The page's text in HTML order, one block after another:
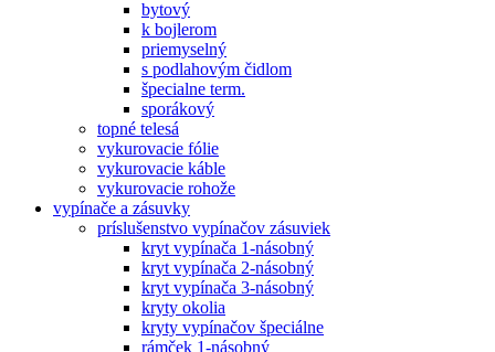
bytový
k bojlerom
priemyselný
s podlahovým čidlom
špecialne term.
sporákový
topné telesá
vykurovacie fólie
vykurovacie káble
vykurovacie rohože
vypínače a zásuvky
príslušenstvo vypínačov zásuviek
kryt vypínača 1-násobný
kryt vypínača 2-násobný
kryt vypínača 3-násobný
kryty okolia
kryty vypínačov špeciálne
rámček 1-násobný